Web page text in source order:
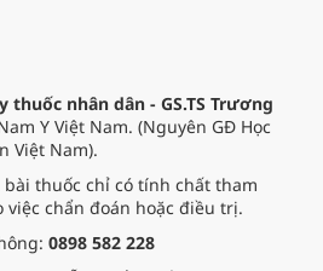
thuốc nhân dân - GS.TS Trương
Y Việt Nam. (Nguyên GĐ Học
Việt Nam).
bài thuốc chỉ có tính chất tham
việc chẩn đoán hoặc điều trị.
0898 582 228